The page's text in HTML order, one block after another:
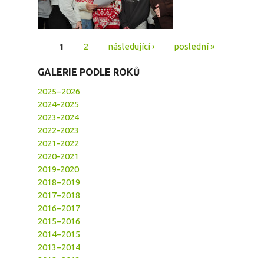
Stránky
1 2 následující › poslední »
GALERIE PODLE ROKŮ
2025–2026
2024-2025
2023-2024
2022-2023
2021-2022
2020-2021
2019-2020
2018–2019
2017–2018
2016–2017
2015–2016
2014–2015
2013–2014